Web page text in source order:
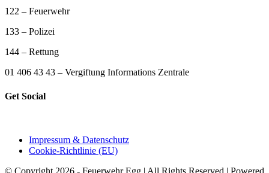
122 – Feuerwehr
133 – Polizei
144 – Rettung
01 406 43 43 – Vergiftung Informations Zentrale
Get Social
Impressum & Datenschutz
Cookie-Richtlinie (EU)
© Copyright 2026 - Feuerwehr Egg | All Rights Reserved | Powered